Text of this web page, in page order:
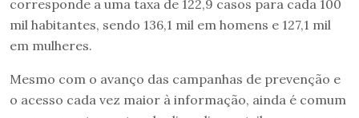
corresponde a uma taxa de 122,9 casos para cada 100
mil habitantes, sendo 136,1 mil em homens e 127,1 mil
em mulheres.
Mesmo com o avanço das campanhas de prevenção e
o acesso cada vez maior à informação, ainda é comum